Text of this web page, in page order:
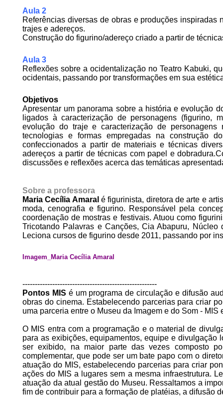
Aula 2
Referências diversas de obras e produções
trajes e adereços.
Construção do figurino/adereço criado a partir de
Aula 3
Reflexões sobre a ocidentalização no Teatro Kabuki,
ocidentais, passando por transformações em sua
Objetivos
Apresentar um panorama sobre a história e evolução
ligados à caracterização de personagens (figurino,
evolução do traje e caracterização de
tecnologias e formas empregadas na construção
confeccionados a partir de materiais e técnicas
adereços a partir de técnicas com papel e
discussões e reflexões acerca das temáticas
Sobre a professora
Maria Cecília Amaral é figurinista, diretora de arte e
moda, cenografia e figurino. Responsável pela
coordenação de mostras e festivais. Atuou como
Tricotando Palavras e Canções, Cia Abapuru,
Leciona cursos de figurino desde 2011, passando por
Imagem_Maria Cecília Amaral
------------------------------------------------------
Pontos MIS é um programa de circulação e difusão
obras do cinema. Estabelecendo parcerias para criar
uma parceria entre o Museu da Imagem e do Som - MIS
O MIS entra com a programação e o material de
para as exibições, equipamentos, equipe e divulgação
ser exibido, na maior parte das vezes composto
complementar, que pode ser um bate papo com o
atuação do MIS, estabelecendo parcerias para criar
ações do MIS a lugares sem a mesma infraestrutura.
atuação da atual gestão do Museu. Ressaltamos a
fim de contribuir para a formação de platéias, a difusão